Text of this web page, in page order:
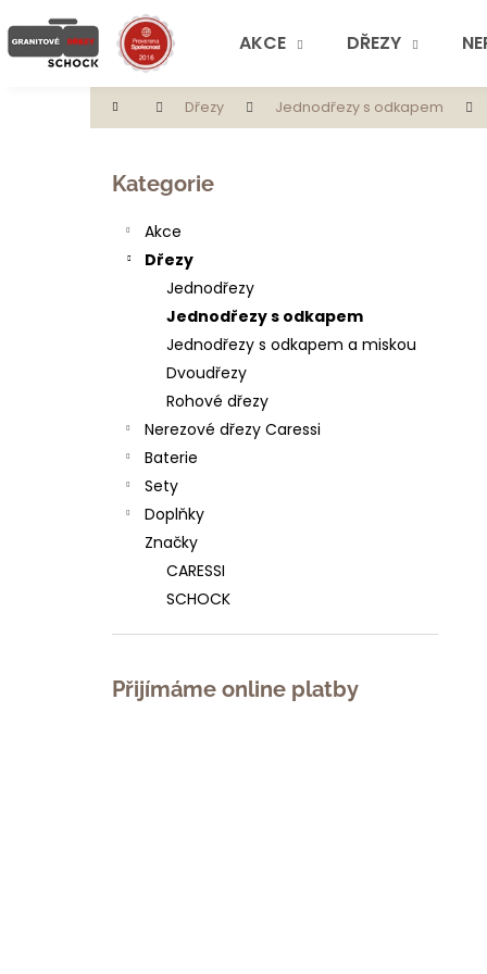
na
obsah
AKCE DŘEZY
Domů Dřezy Jednodřezy s odkapem
Přeskočit
kategorie
Kategorie
Akce
Dřezy
Jednodřezy
Jednodřezy s odkapem
Jednodřezy s odkapem a miskou
Dvoudřezy
Rohové dřezy
Nerezové dřezy Caressi
Baterie
Sety
Doplňky
Značky
CARESSI
SCHOCK
Přijímáme online platby
o
Zpět
Zpět